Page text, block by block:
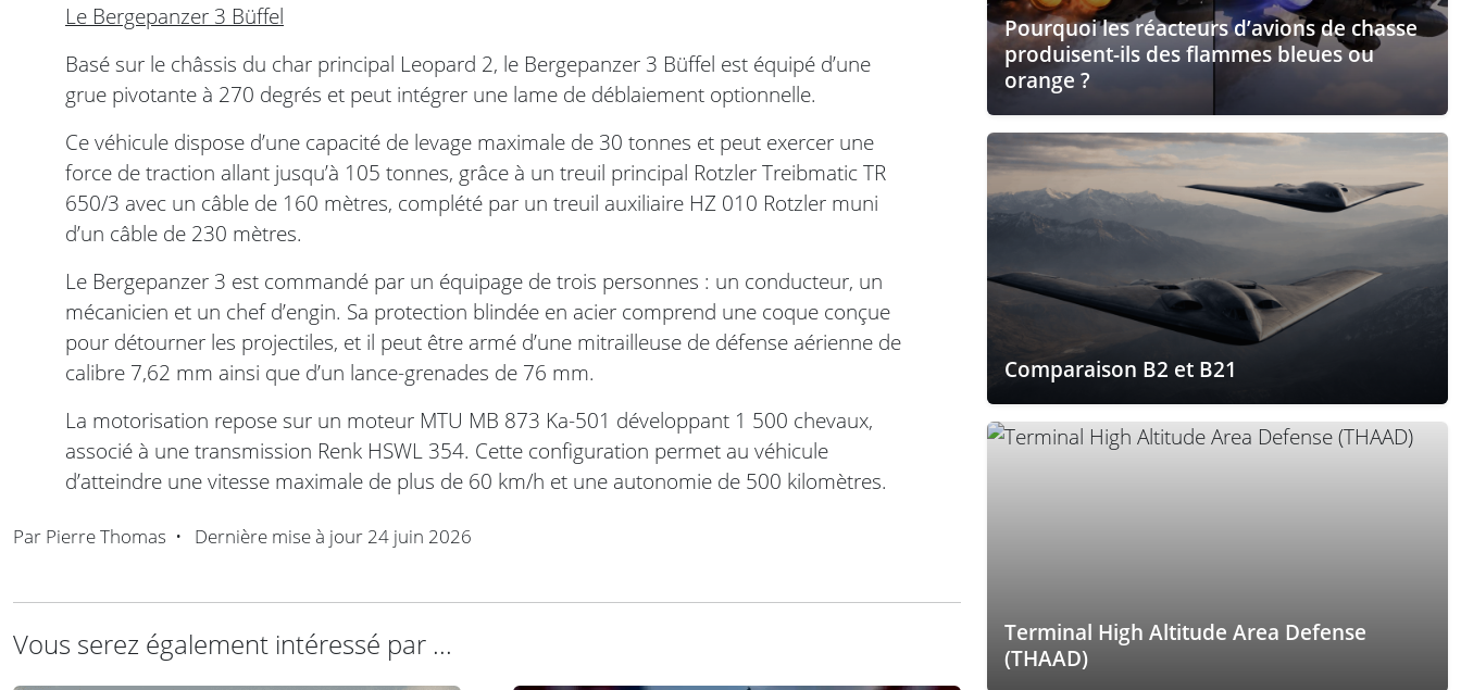
Le Bergepanzer 3 Büffel
Basé sur le châssis du char principal Leopard 2, le Bergepanzer 3 Büffel est équipé d’une
grue pivotante à 270 degrés et peut intégrer une lame de déblaiement optionnelle.
Ce véhicule dispose d’une capacité de levage maximale de 30 tonnes et peut exercer une
force de traction allant jusqu’à 105 tonnes, grâce à un treuil principal Rotzler Treibmatic TR
650/3 avec un câble de 160 mètres, complété par un treuil auxiliaire HZ 010 Rotzler muni
d’un câble de 230 mètres.
Le Bergepanzer 3 est commandé par un équipage de trois personnes : un conducteur, un
mécanicien et un chef d’engin. Sa protection blindée en acier comprend une coque conçue
pour détourner les projectiles, et il peut être armé d’une mitrailleuse de défense aérienne de
calibre 7,62 mm ainsi que d’un lance-grenades de 76 mm.
La motorisation repose sur un moteur MTU MB 873 Ka-501 développant 1 500 chevaux,
associé à une transmission Renk HSWL 354. Cette configuration permet au véhicule
d’atteindre une vitesse maximale de plus de 60 km/h et une autonomie de 500 kilomètres.
Par Pierre Thomas • Dernière mise à jour 24 juin 2026
Vous serez également intéressé par ...
Pourquoi les réacteurs d’avions de chasse
produisent-ils des flammes bleues ou
orange ?
Comparaison B2 et B21
Terminal High Altitude Area Defense
(THAAD)